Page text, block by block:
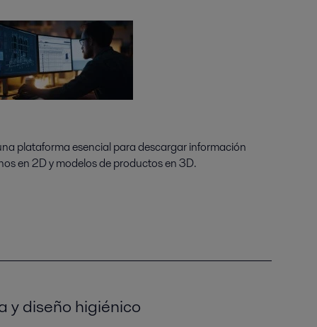
plataforma esencial para descargar información
en 2D y modelos de productos en 3D.
y diseño higiénico